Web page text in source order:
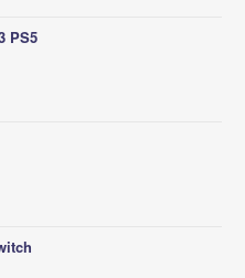
PS5